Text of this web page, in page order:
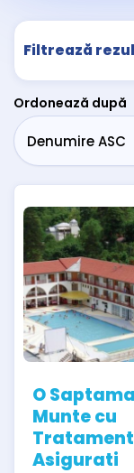
Filtrează
Ordonează după
O
Munte cu
Tratament
Asigurati